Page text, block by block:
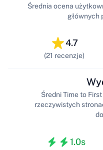
4.7
(21 recenzje)
Średnia ocena
głównych
1.0s
Średni Time to
rzeczywistych